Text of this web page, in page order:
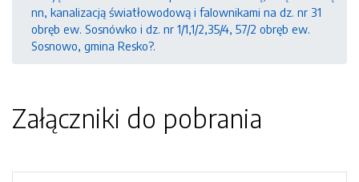
nn, kanalizacją światłowodową i falownikami na dz. nr 31
obręb ew. Sosnówko i dz. nr 1/1,1/2,35/4, 57/2 obręb ew.
Sosnowo, gmina Resko?.
Załączniki do pobrania